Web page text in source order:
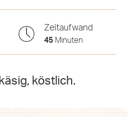
Zeitaufwand
45Minuten
köstlich.